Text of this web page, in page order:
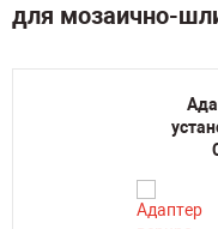
для мозаично-